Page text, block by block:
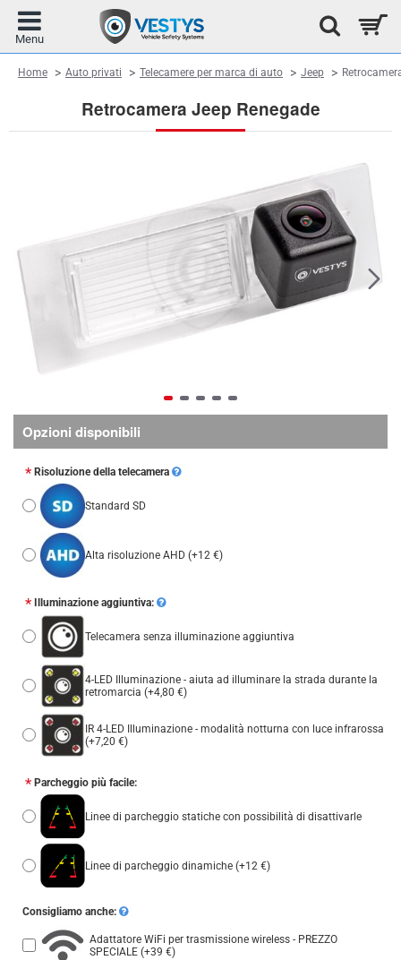
Retrocamera Jeep Renegade
HomehomeAuto privati Telecamere per marca di auto Jeep
Opzioni disponibili
Risoluzione della telecamera
Standard SD
Alta risoluzione AHD (+12 €)
Illuminazione aggiuntiva:
Telecamera senza illuminazione aggiuntiva
4-LED Illuminazione - aiuta ad illuminare la strada durante la
retromarcia (+4,80 €)
IR 4-LED Illuminazione - modalità notturna con luce infrarossa
(+7,20 €)
Parcheggio più facile:
Linee di parcheggio statiche con possibilità di disattivarle
Linee di parcheggio dinamiche (+12 €)
Consigliamo anche:
Adattatore WiFi per trasmissione wireless - PREZZO
SPECIALE (+39 €)